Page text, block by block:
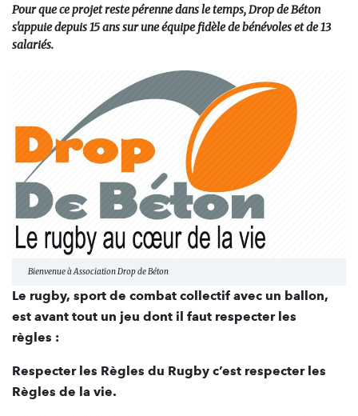
Pour que ce projet reste pérenne dans le temps, Drop de Béton
s'appuie depuis 15 ans sur une équipe fidèle de bénévoles et de 13
salariés.
Bienvenue à Association Drop de Béton
Le rugby, sport de combat collectif avec un ballon,
est avant tout un jeu dont il faut respecter les
règles :
Respecter les Règles du Rugby c’est respecter les
Règles de la vie.